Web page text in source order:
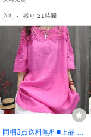
七分袖 レディース～ネイ
入札 - 残り 21時間
同梱3点送料無料■上品 チ